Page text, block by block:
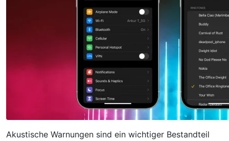
Akustische Warnungen sind ein wichtiger Bestandteil